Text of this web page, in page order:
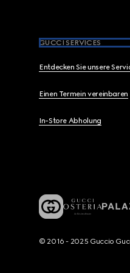
GUCCI SERVICES
Entdecken Sie unsere
Einen Termein vereinbaren
In-Store Abholung
© 2016 - 2025 Guccio